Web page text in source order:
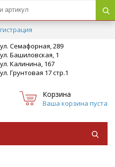
ул. Семафорная, 289
ул. Башиловская, 1
ул. Калинина, 167
ул. Грунтовая 17 стр.1
Корзина
Ваша корзина пуста